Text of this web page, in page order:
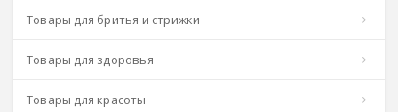
Товары для бритья и стрижки
Товары для здоровья
Товары для красоты